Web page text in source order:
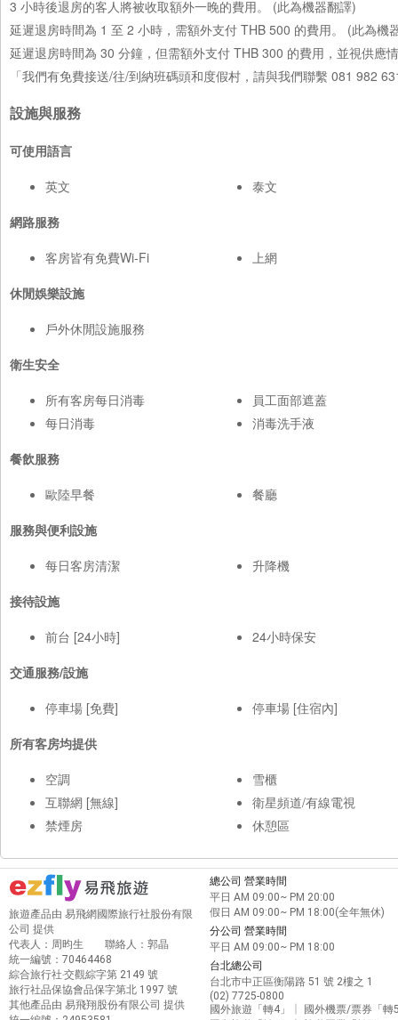
3 小時後退房的客人將被收取額外一晚的費用。 (此為機器翻譯)
延遲退房時間為 1 至 2 小時，需額外支付 THB 500 的費用。 (此為機
延遲退房時間為 30 分鐘，但需額外支付 THB 300 的費用，並視供應
「我們有免費接送/往/到納班碼頭和度假村，請與我們聯繫 081 982
設施與服務
可使用語言
英文
泰文
網路服務
客房皆有免費Wi-Fi
上網
休閒娛樂設施
戶外休閒設施服務
衛生安全
所有客房每日消毒
每日消毒
員工面部遮蓋
消毒洗手液
餐飲服務
歐陸早餐
餐廳
服務與便利設施
每日客房清潔
升降機
接待設施
前台 [24小時]
24小時保安
交通服務/設施
停車場 [免費]
停車場 [住宿內]
所有客房均提供
空調
互聯網 [無線]
禁煙房
雪櫃
衛星頻道/有線電視
休憩區